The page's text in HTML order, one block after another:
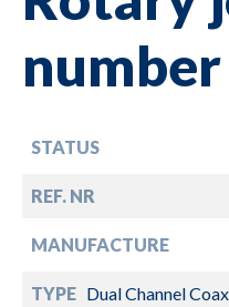
STATUS
REF. NR
MANUFACTURE
TYPE Dual Channel